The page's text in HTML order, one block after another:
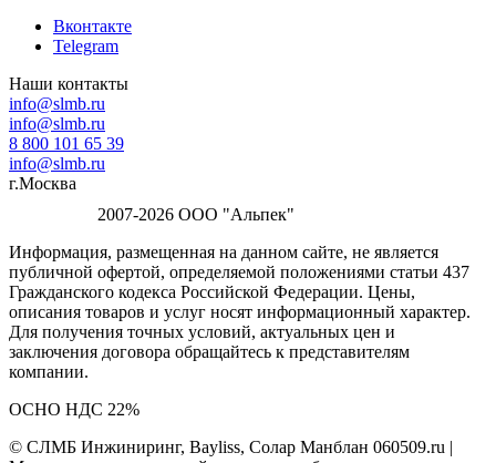
Вконтакте
Telegram
Наши контакты
info@slmb.ru
info@slmb.ru
8 800 101 65 39
info@slmb.ru
г.Москва
2007-2026 ООО "Альпек"
Информация, размещенная на данном сайте, не является
публичной офертой, определяемой положениями статьи 437
Гражданского кодекса Российской Федерации. Цены,
описания товаров и услуг носят информационный характер.
Для получения точных условий, актуальных цен и
заключения договора обращайтесь к представителям
компании.
ОСНО НДС 22%
© СЛМБ Инжиниринг, Bayliss, Солар Манблан 060509.ru |